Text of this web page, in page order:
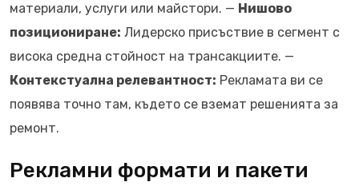
материали, услуги или майстори. — Нишово
позициониране: Лидерско присъствие в сегмент с
висока средна стойност на трансакциите. —
Контекстуална релевантност: Рекламата ви се
появява точно там, където се вземат решенията за
ремонт.
Рекламни формати и пакети